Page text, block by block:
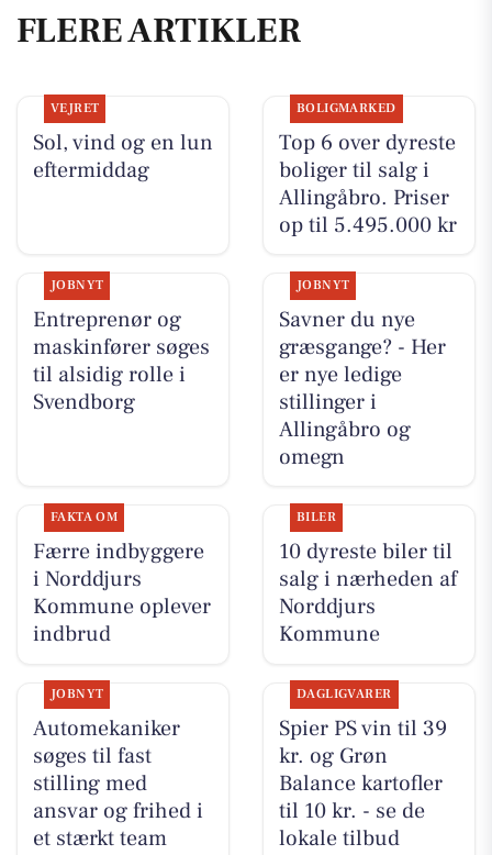
FLERE ARTIKLER
VEJRET
Sol, vind og en lun
eftermiddag
BOLIGMARKED
Top 6 over dyreste
boliger til salg i
Allingåbro. Priser
op til 5.495.000 kr
JOBNYT
Entreprenør og
maskinfører søges
til alsidig rolle i
Svendborg
JOBNYT
Savner du nye
græsgange? - Her
er nye ledige
stillinger i
Allingåbro og
omegn
FAKTA OM
Færre indbyggere
i Norddjurs
Kommune oplever
indbrud
BILER
10 dyreste biler til
salg i nærheden af
Norddjurs
Kommune
JOBNYT
Automekaniker
søges til fast
stilling med
ansvar og frihed i
et stærkt team
DAGLIGVARER
Spier PS vin til 39
kr. og Grøn
Balance kartofler
til 10 kr. - se de
lokale tilbud